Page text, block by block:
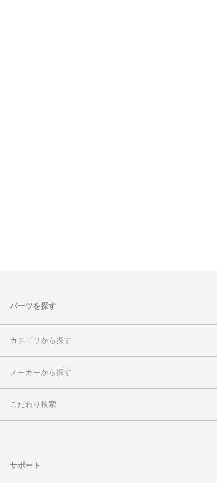
パーツを探す
カテゴリから探す
メーカーから探す
こだわり検索
サポート